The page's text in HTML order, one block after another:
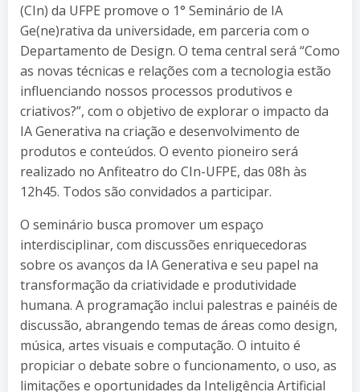
(CIn) da UFPE promove o 1° Seminário de IA
Ge(ne)rativa da universidade, em parceria com o
Departamento de Design. O tema central será “Como
as novas técnicas e relações com a tecnologia estão
influenciando nossos processos produtivos e
criativos?”, com o objetivo de explorar o impacto da
IA Generativa na criação e desenvolvimento de
produtos e conteúdos. O evento pioneiro será
realizado no Anfiteatro do CIn-UFPE, das 08h às
12h45. Todos são convidados a participar.
O seminário busca promover um espaço
interdisciplinar, com discussões enriquecedoras
sobre os avanços da IA Generativa e seu papel na
transformação da criatividade e produtividade
humana. A programação inclui palestras e painéis de
discussão, abrangendo temas de áreas como design,
música, artes visuais e computação. O intuito é
propiciar o debate sobre o funcionamento, o uso, as
limitações e oportunidades da Inteligência Artificial